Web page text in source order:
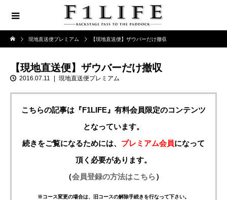
現地直送便プレミアム 【現地直送便】ザウバーだけ撤収
【現地直送便】ザウバーだけ撤収
2016.07.11 現地直送便プレミアム
こちらの記事は『F1LIFE』有料会員限定のコンテンツ
となっています。
続きをご覧になるためには、 プレミアム会員になって
頂く必要があります。
（会員登録の方法はこちら）
※コース変更の場合は、旧コースの解除手続きを行なって下さい。